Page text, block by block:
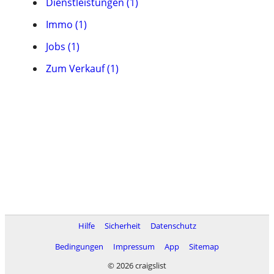
Immo (1)
Jobs (1)
Zum Verkauf (1)
Hilfe Sicherheit
Datenschutz
Bedingungen
Impressum App
Sitemap
© 2026 craigslist